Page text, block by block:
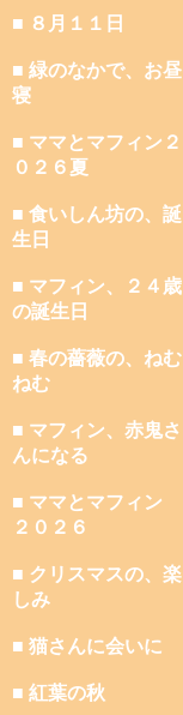
■ ８月１１日
■ 緑のなかで、お昼
寝
■ ママとマフィン２
０２６夏
■ 食いしん坊の、誕
生日
■ マフィン、２４歳
の誕生日
■ 春の薔薇の、ねむ
ねむ
■ マフィン、赤鬼さ
んになる
■ ママとマフィン
２０２６
■ クリスマスの、楽
しみ
■ 猫さんに会いに
■ 紅葉の秋